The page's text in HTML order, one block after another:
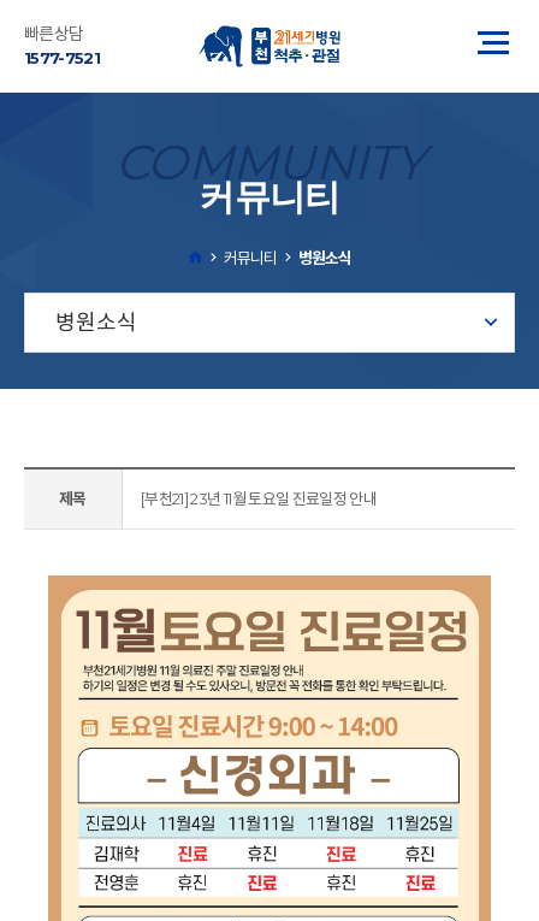
빠른상담
1577-7521
COMMUNITY
커뮤니티
커뮤니티 병원소식
병원소식
제목 [부천21] 23년 11월 토요일 진료일정 안내